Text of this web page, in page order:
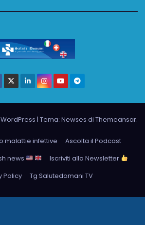
| Tema: Newses di Themeansar.
malattie infettive
Ascolta il Podcast
news
Iscriviti alla Newsletter
Policy
Tg Salutedomani TV